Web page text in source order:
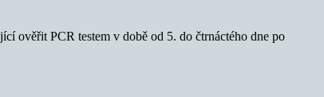
ověřit PCR testem v době od 5. do čtrnáctého dne po